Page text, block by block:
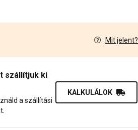
Mit jelent?
szállítjuk ki
a szállítási
KALKULÁLOK